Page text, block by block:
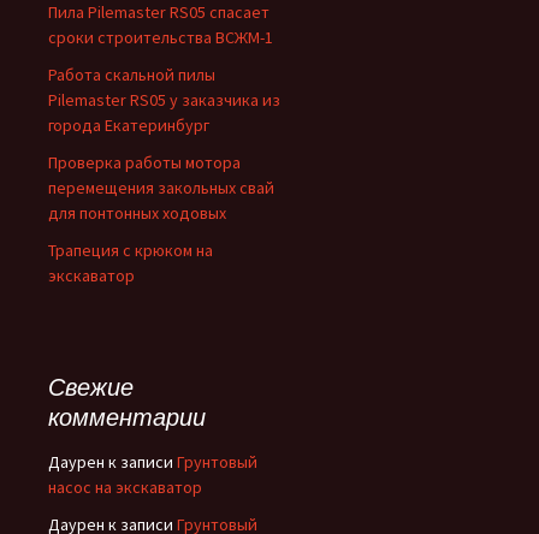
Пила Pilemaster RS05 спасает
сроки строительства ВСЖМ-1
Работа скальной пилы
Pilemaster RS05 у заказчика из
города Екатеринбург
Проверка работы мотора
перемещения закольных свай
для понтонных ходовых
Трапеция с крюком на
экскаватор
Свежие
комментарии
Даурен к записи Грунтовый
насос на экскаватор
Даурен к записи Грунтовый